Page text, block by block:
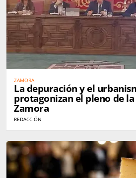
ZAMORA
La depuración y el
protagonizan el pleno de
Zamora
REDACCIÓN